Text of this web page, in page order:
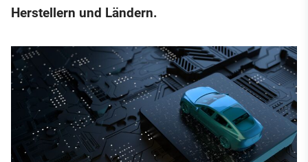
Herstellern und Ländern.